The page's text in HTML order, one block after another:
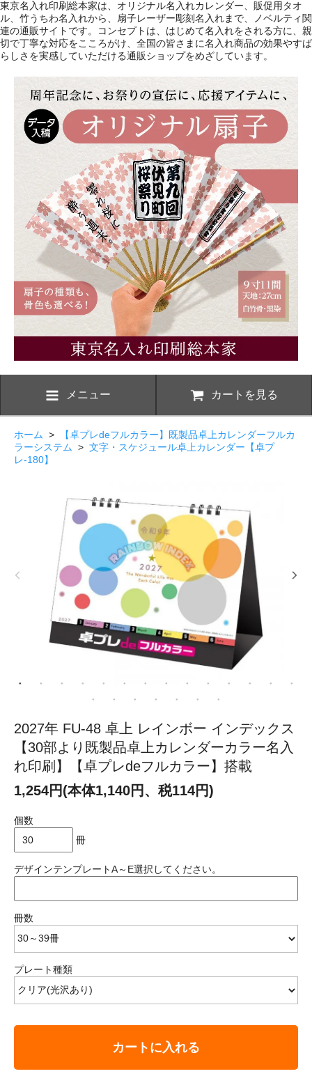
東京名入れ印刷総本家は、オリジナル名入れカレンダー、販促用タオ
ル、竹うちわ名入れから、扇子レーザー彫刻名入れまで、ノベルティ関
連の通販サイトです。コンセプトは、はじめて名入れをされる方に、親
切で丁寧な対応をこころがけ、全国の皆さまに名入れ商品の効果やすば
らしさを実感していただける通販ショップをめざしています。
メニュー カートを見る
ホーム >
【卓プレdeフルカラー】既製品卓上カレンダーフルカ
ラーシステム
> 文字・スケジュール卓上カレンダー【卓プ
レ-180】
2027年 FU-48 卓上 レインボー インデックス
【30部より既製品卓上カレンダーカラー名入
れ印刷】【卓プレdeフルカラー】搭載
1,254円(本体1,140円、税114円)
個数
冊
デザインテンプレートA～E選択してください。
冊数
プレート種類
カートに入れる